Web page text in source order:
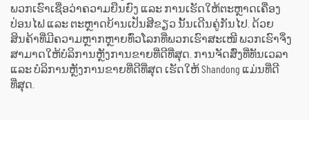
ພວກເຮົາເຊື່ອວ່າຄວາມຍືນຍົງ ແລະ ການເຮັດໃຫ້ຕະຫຼາດເຄື່ອງ
ປ່ອນໄຟ ແລະ ຕະຫຼາດບ້ານເປັນສີຂຽວ ນັ້ນເດີນຄູ່ກັນໄປ. ດ້ວຍ
ສິນຄ້າທີ່ມີຄວາມຫຼາກຫຼາຍທົ່ວໂລກທີ່ພວກເຮົາສະເໜີ ພວກເຮົາຈຶ່ງ
ສາມາດໃຫ້ບໍລິການຫຼັງການຂາຍທີ່ດີທີ່ສຸດ. ການຈັດສົ່ງທີ່ທັນເວລາ
ແລະ ບໍລິການຫຼັງການຂາຍທີ່ດີທີ່ສຸດ ເຮັດໃຫ້ Shandong ແມ່ນທີ່ດີ
ທີ່ສຸດ.